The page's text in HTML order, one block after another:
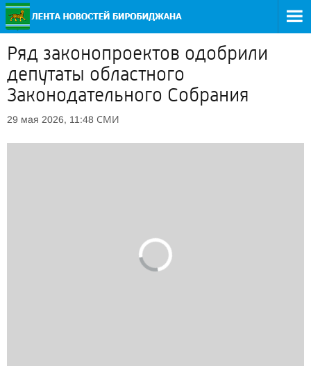
Ряд законопроектов одобрили
депутаты областного
Законодательного Собрания
29 мая 2026, 11:48 СМИ